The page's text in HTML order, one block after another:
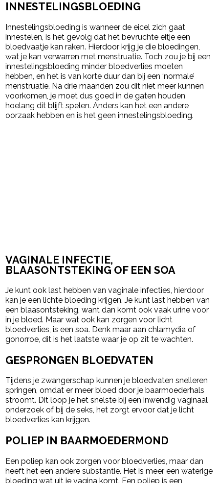
INNESTELINGSBLOEDING
Innestelingsbloeding is wanneer de eicel zich gaat
innestelen, is het gevolg dat het bevruchte eitje een
bloedvaatje kan raken. Hierdoor krijg je die bloedingen,
wat je kan verwarren met menstruatie. Toch zou je bij een
innestelingsbloeding minder bloedverlies moeten
hebben, en het is van korte duur dan bij een ‘normale’
menstruatie. Na drie maanden zou dit niet meer kunnen
voorkomen, je moet dus goed in de gaten houden
hoelang dit blijft spelen. Anders kan het een andere
oorzaak hebben en is het geen innestelingsbloeding.
VAGINALE INFECTIE,
BLAASONTSTEKING OF EEN SOA
Je kunt ook last hebben van vaginale infecties, hierdoor
kan je een lichte bloeding krijgen. Je kunt last hebben van
een blaasontsteking, want dan komt ook vaak urine voor
in je bloed. Maar wat ook kan zorgen voor licht
bloedverlies, is een soa. Denk maar aan chlamydia of
gonorroe, dit is het laatste waar je op zit te wachten.
GESPRONGEN BLOEDVATEN
Tijdens je zwangerschap kunnen je bloedvaten snelleren
springen, omdat er meer bloed door je baarmoederhals
stroomt. Dit loop je het snelste bij een inwendig vaginaal
onderzoek of bij de seks, het zorgt ervoor dat je licht
bloedverlies kan krijgen.
POLIEP IN BAARMOEDERMOND
Een poliep kan ook zorgen voor bloedverlies, maar dan
heeft het een andere substantie. Het is meer een waterige
bloeding wat uit je vagina komt. Een poliep is een